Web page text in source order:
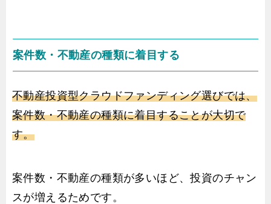
案件数・不動産の種類に着目する
不動産投資型クラウドファンディング選びでは、
案件数・不動産の種類に着目することが大切で
す。
案件数・不動産の種類が多いほど、投資のチャン
スが増えるためです。